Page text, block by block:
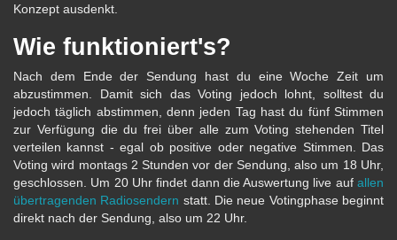
Konzept ausdenkt.
Wie funktioniert's?
Nach dem Ende der Sendung hast du eine Woche Zeit um
abzustimmen. Damit sich das Voting jedoch lohnt, solltest du
jedoch täglich abstimmen, denn jeden Tag hast du fünf Stimmen
zur Verfügung die du frei über alle zum Voting stehenden Titel
verteilen kannst - egal ob positive oder negative Stimmen. Das
Voting wird montags 2 Stunden vor der Sendung, also um 18 Uhr,
geschlossen. Um 20 Uhr findet dann die Auswertung live auf allen
übertragenden Radiosendern statt. Die neue Votingphase beginnt
direkt nach der Sendung, also um 22 Uhr.